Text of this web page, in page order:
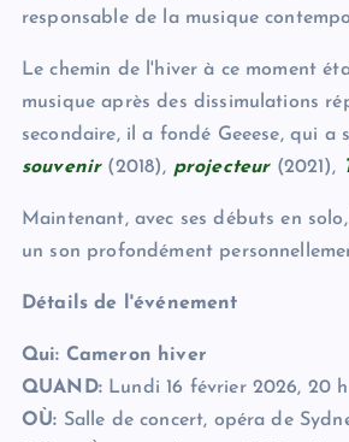
responsable de la musique
Le chemin de l'hiver à ce moment
musique après des dissimulations
secondaire, il a fondé Geeese, qui
souvenir(2018), projecteur(2021),
Maintenant, avec ses débuts en
un son profondément
Détails de l'événement
Qui: Cameron hiver
QUAND: Lundi 16 février 2026, 20 h
OÙ: Salle de concert, opéra de